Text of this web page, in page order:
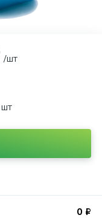
/шт
шт
0 ₽